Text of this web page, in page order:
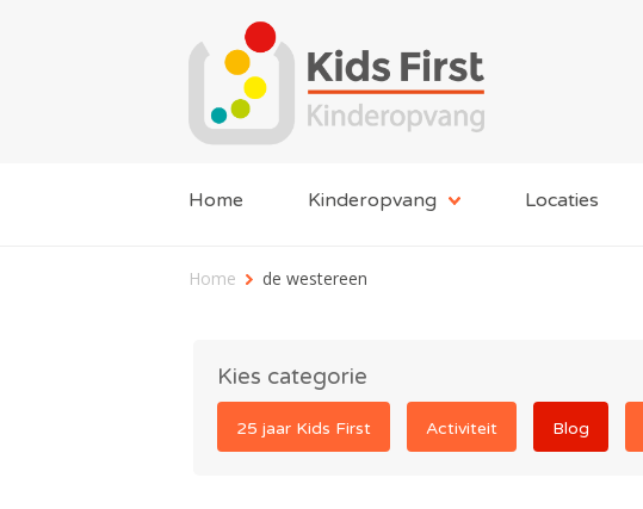
Home Kinderopvang Locaties
Home de westereen
Kies categorie
25 jaar Kids First Activiteit Blog